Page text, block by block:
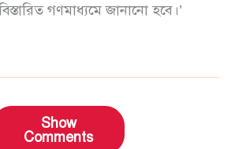
গণমাধ্যমে জানানো হবে।’
Show
Comments